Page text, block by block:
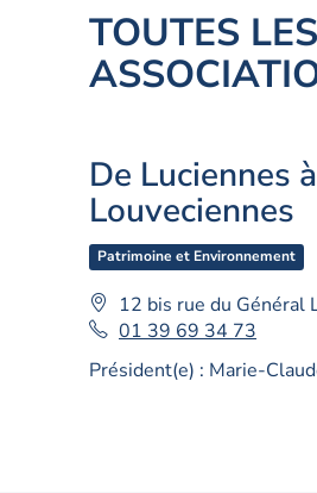
TOUTES LES
De Luciennes à
Louveciennes
Patrimoine et Environnement
Adresse
:
12 bis rue du Général
Téléphone
fixe
:
01 39 69 34 73
Président(e) : Marie-